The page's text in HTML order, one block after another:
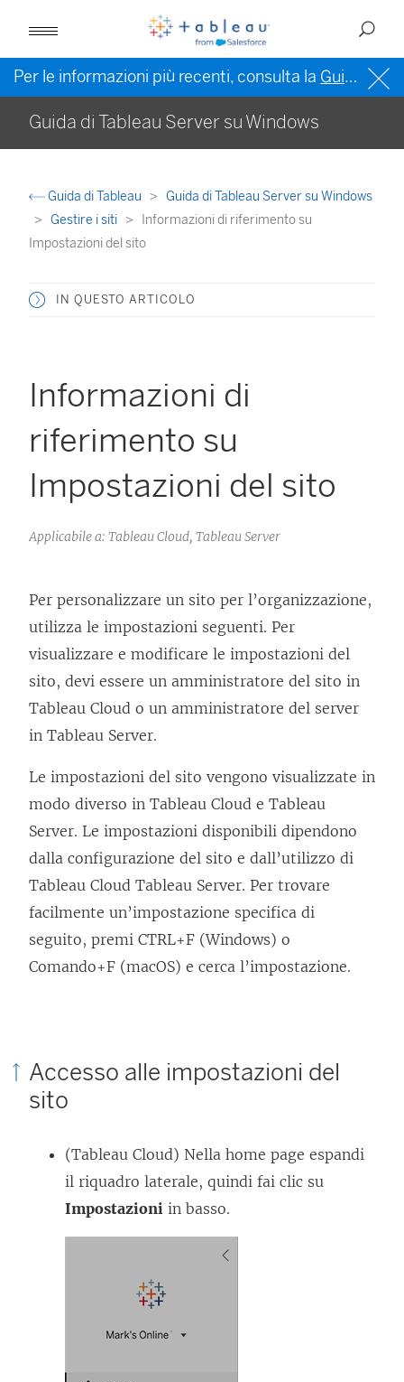
Per le informazioni più recenti, consulta la Guida di Tableau in inglese (Stati Uniti)
Guida di Tableau Server su Windows
Guida di Tableau
Guida di Tableau Server su Windows
Gestire i siti
Informazioni di riferimento su
Impostazioni del sito
IN QUESTO ARTICOLO
Informazioni di
riferimento su
Impostazioni del sito
Applicabile a: Tableau Cloud, Tableau Server
Per personalizzare un sito per l’organizzazione,
utilizza le impostazioni seguenti. Per
visualizzare e modificare le impostazioni del
sito, devi essere un amministratore del sito in
Tableau Cloud o un amministratore del server
in Tableau Server.
Le impostazioni del sito vengono visualizzate in
modo diverso in Tableau Cloud e Tableau
Server. Le impostazioni disponibili dipendono
dalla configurazione del sito e dall’utilizzo di
Tableau Cloud Tableau Server. Per trovare
facilmente un’impostazione specifica di
seguito, premi CTRL+F (Windows) o
Comando+F (macOS) e cerca l’impostazione.
Accesso alle impostazioni del
sito
(Tableau Cloud) Nella home page espandi
il riquadro laterale, quindi fai clic su
Impostazioni in basso.